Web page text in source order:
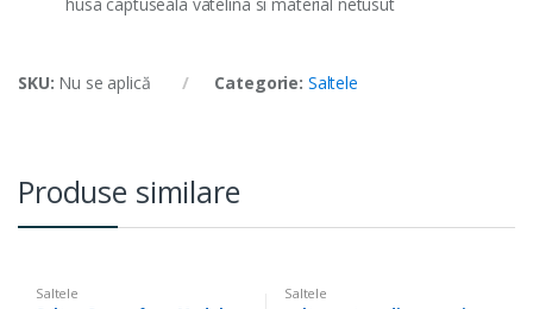
SKU: Nu se aplică Categorie: Saltele
Produse similare
Saltele Saltele